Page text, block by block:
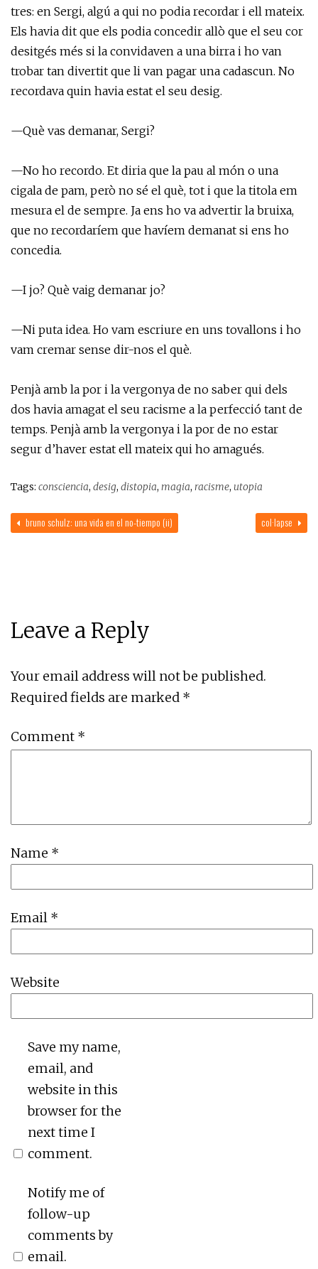
tres: en Sergi, algú a qui no podia recordar i ell mateix.
Els havia dit que els podia concedir allò que el seu cor
desitgés més si la convidaven a una birra i ho van
trobar tan divertit que li van pagar una cadascun. No
recordava quin havia estat el seu desig.
—Què vas demanar, Sergi?
—No ho recordo. Et diria que la pau al món o una
cigala de pam, però no sé el què, tot i que la titola em
mesura el de sempre. Ja ens ho va advertir la bruixa,
que no recordaríem que havíem demanat si ens ho
concedia.
—I jo? Què vaig demanar jo?
—Ni puta idea. Ho vam escriure en uns tovallons i ho
vam cremar sense dir-nos el què.
Penjà amb la por i la vergonya de no saber qui dels
dos havia amagat el seu racisme a la perfecció tant de
temps. Penjà amb la vergonya i la por de no estar
segur d’haver estat ell mateix qui ho amagués.
Tags: consciencia, desig, distopia, magia, racisme, utopia
col·lapse
bruno schulz: una vida en el no-tiempo (ii)
Leave a Reply
Your email address will not be published.
Required fields are marked *
Comment *
Name *
Email *
Website
Save my name,
email, and
website in this
browser for the
next time I
comment.
Notify me of
follow-up
comments by
email.